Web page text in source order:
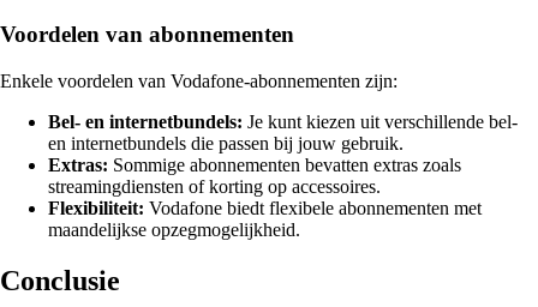
Voordelen van abonnementen
Enkele voordelen van Vodafone-abonnementen zijn:
Bel- en internetbundels: Je kunt kiezen uit verschillende bel-
en internetbundels die passen bij jouw gebruik.
Extras: Sommige abonnementen bevatten extras zoals
streamingdiensten of korting op accessoires.
Flexibiliteit: Vodafone biedt flexibele abonnementen met
maandelijkse opzegmogelijkheid.
Conclusie